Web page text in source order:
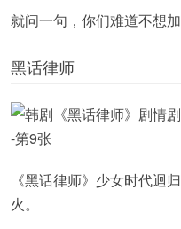
就问一句，你们难道不想
黑话律师
《黑话律师》少女时代迴
火。